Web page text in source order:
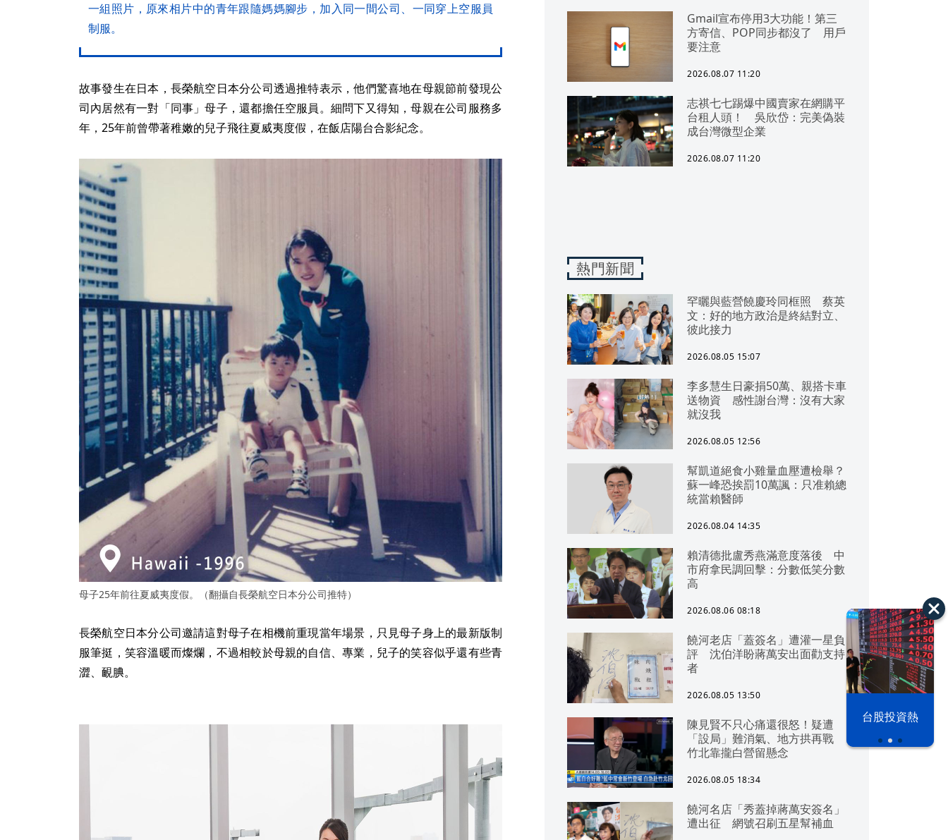
之下
台股投資熱
一組照片，原來相片中的青年跟隨媽媽腳步，加入同一間公司、一同穿上空服員
制服。
故事發生在日本，長榮航空日本分公司透過推特表示，他們驚喜地在母親節前發現公
司內居然有一對「同事」母子，還都擔任空服員。細問下又得知，母親在公司服務多
年，25年前曾帶著稚嫩的兒子飛往夏威夷度假，在飯店陽台合影紀念。
母子25年前往夏威夷度假。（翻攝自長榮航空日本分公司推特）
長榮航空日本分公司邀請這對母子在相機前重現當年場景，只見母子身上的最新版制
服筆挺，笑容溫暖而燦爛，不過相較於母親的自信、專業，兒子的笑容似乎還有些青
澀、靦腆。
Gmail宣布停用3大功能！第三
方寄信、POP同步都沒了 用戶
要注意
2026.08.07 11:20
志祺七七踢爆中國賣家在網購平
台租人頭！ 吳欣岱：完美偽裝
成台灣微型企業
2026.08.07 11:20
熱門新聞
罕曬與藍營饒慶玲同框照 蔡英
文：好的地方政治是終結對立、
彼此接力
2026.08.05 15:07
李多慧生日豪捐50萬、親搭卡車
送物資 感性謝台灣：沒有大家
就沒我
2026.08.05 12:56
幫凱道絕食小雞量血壓遭檢舉？
蘇一峰恐挨罰10萬諷：只准賴總
統當賴醫師
2026.08.04 14:35
賴清德批盧秀燕滿意度落後 中
市府拿民調回擊：分數低笑分數
高
2026.08.06 08:18
饒河老店「蓋簽名」遭灌一星負
評 沈伯洋盼蔣萬安出面勸支持
者
2026.08.05 13:50
陳見賢不只心痛還很怒！疑遭
「設局」難消氣、地方拱再戰
竹北靠攏白營留懸念
2026.08.05 18:34
饒河名店「秀蓋掉蔣萬安簽名」
遭出征 網號召刷五星幫補血